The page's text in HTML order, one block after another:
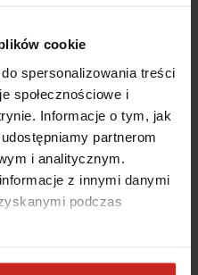
cookie
spersonalizowania treści
społecznościowe i
Informacje o tym, jak
partnerom
i analitycznym.
z innymi danymi
podczas